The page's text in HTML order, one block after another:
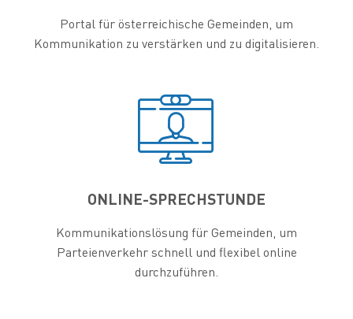
Portal für österreichische Gemeinden, um
Kommunikation zu verstärken und zu digitalisieren.


ONLINE-SPRECHSTUNDE
Kommunikationslösung für Gemeinden, um
Parteienverkehr schnell und flexibel online
durchzuführen.